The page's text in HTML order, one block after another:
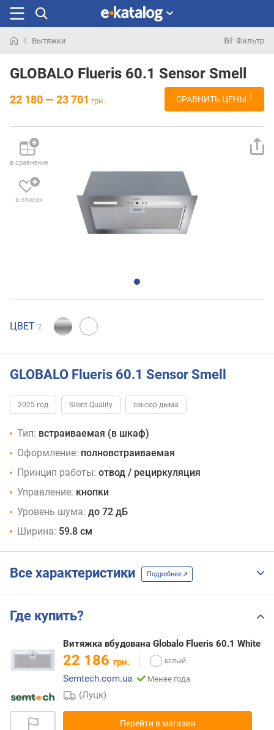
раньше
Вытяжки Фильтр
GLOBALO Flueris 60.1 Sensor Smell
22 180 — 23 701 грн. СРАВНИТЬ ЦЕНЫ 3
в сравнение
в список
ЦВЕТ 2
GLOBALO Flueris 60.1 Sensor Smell
2025 год Silent Quality сенсор дыма
Тип: встраиваемая (в шкаф)
Оформление: полновстраиваемая
Принцип работы: отвод / рециркуляция
Управление: кнопки
Уровень шума: до 72 дБ
Ширина: 59.8 см
Все характеристики Подробнее
Где купить?
Витяжка вбудована Globalo Flueris 60.1 White
22 186 грн.
Semtech.com.ua
Менее года
(Луцк)
Перейти в магазин